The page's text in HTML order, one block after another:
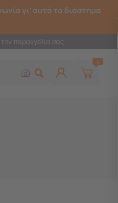
γι' αυτό το διάστημα
παραγγελία σας
0